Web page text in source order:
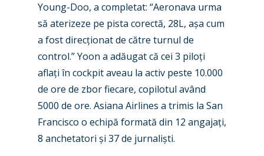
Young-Doo, a completat: “Aeronava urma
să aterizeze pe pista corectă, 28L, așa cum
a fost direcționat de către turnul de
control.” Yoon a adăugat că cei 3 piloți
aflați în cockpit aveau la activ peste 10.000
de ore de zbor fiecare, copilotul având
5000 de ore. Asiana Airlines a trimis la San
Francisco o echipă formată din 12 angajați,
8 anchetatori și 37 de jurnaliști.